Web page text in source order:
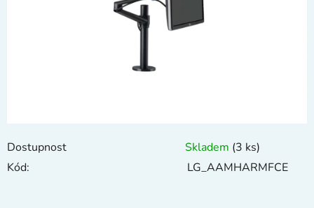
Dostupnost Skladem (3 ks)
Kód:
LG_AAMHARMFCE